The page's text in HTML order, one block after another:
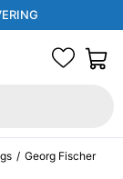
/ Georg Fischer